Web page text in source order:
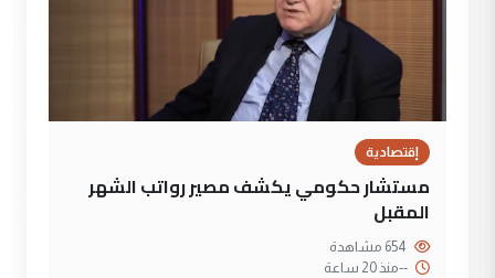
إقتصادية
مستشار حكومي يكشف مصير رواتب الشهر
المقبل
--منذ 20 ساعة